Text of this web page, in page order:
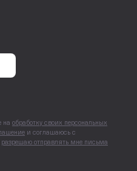
на обработку своих персональных
и соглашаюсь с
разрешаю отправлять мне письма